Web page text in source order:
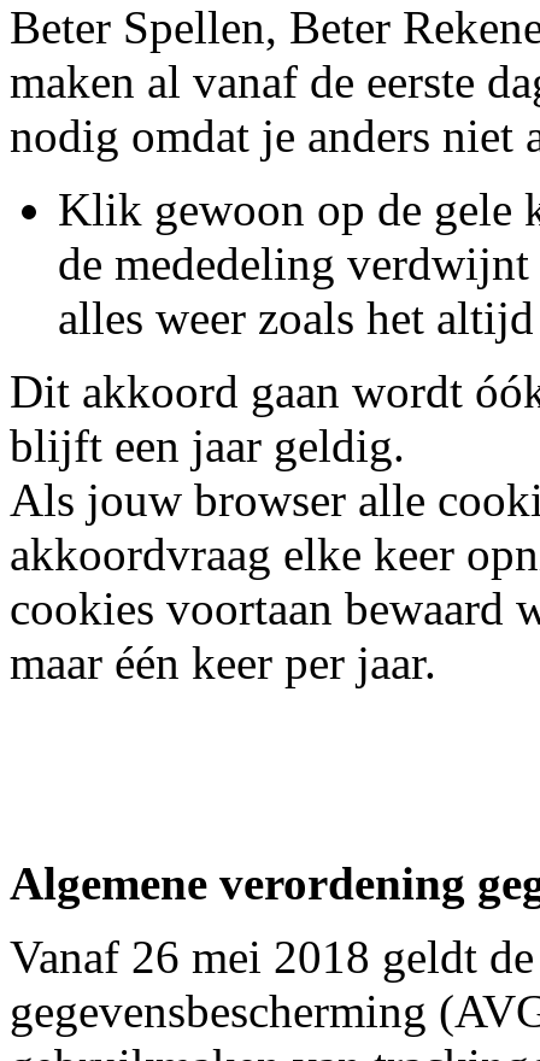
Beter Spellen, Beter
maken al vanaf de eerste
nodig omdat je anders niet
Klik gewoon op de gele
de mededeling
alles weer zoals het
Dit akkoord gaan wordt
blijft een jaar geldig.
Als jouw browser alle
akkoordvraag elke keer
cookies voortaan bewaard
maar één keer per jaar.
Algemene verordening
Vanaf 26 mei 2018 geldt
gegevensbescherming